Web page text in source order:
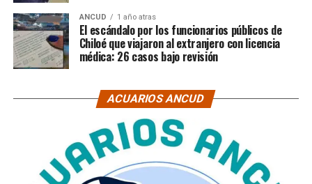
ANCUD 1 año atras
El escándalo por los funcionarios públicos de
Chiloé que viajaron al extranjero con licencia
médica: 26 casos bajo revisión
ACUARIOS ANCUD